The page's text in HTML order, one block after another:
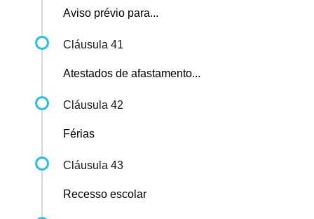
Aviso prévio para...
Cláusula 41
Atestados de afastamento...
Cláusula 42
Férias
Cláusula 43
Recesso escolar